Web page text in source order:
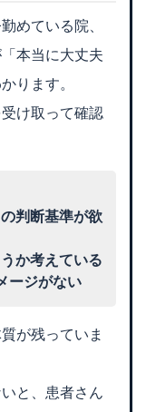
めている院、
本当に大丈夫
ります。
け取って確認
判断基準が欲
か考えている
ージがない
が残っていま
と、患者さん